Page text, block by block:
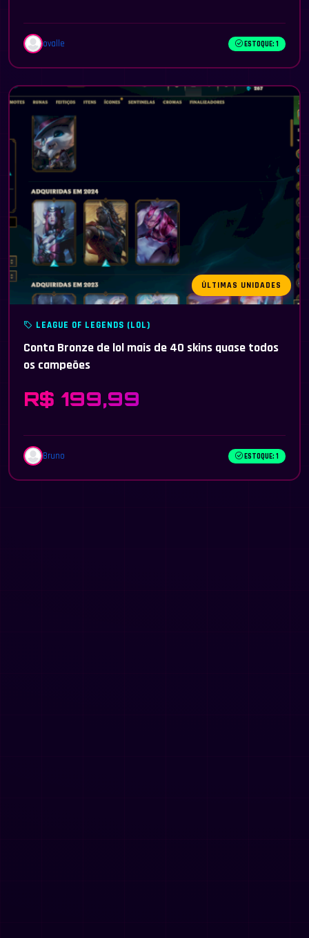
ovalle ESTOQUE: 1
ÚLTIMAS UNIDADES
LEAGUE OF LEGENDS (LOL)
Conta Bronze de lol mais de 40 skins quase todos
os campeões
R$ 199,99
Bruno ESTOQUE: 1